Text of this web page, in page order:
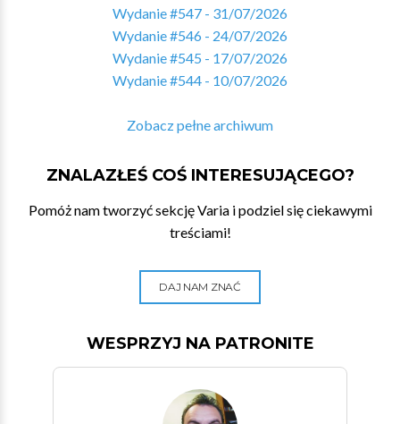
Wydanie #547 - 31/07/2026
Wydanie #546 - 24/07/2026
Wydanie #545 - 17/07/2026
Wydanie #544 - 10/07/2026
Zobacz pełne archiwum
ZNALAZŁEŚ COŚ INTERESUJĄCEGO?
Pomóż nam tworzyć sekcję Varia i podziel się ciekawymi
treściami!
DAJ NAM ZNAĆ
WESPRZYJ NA PATRONITE